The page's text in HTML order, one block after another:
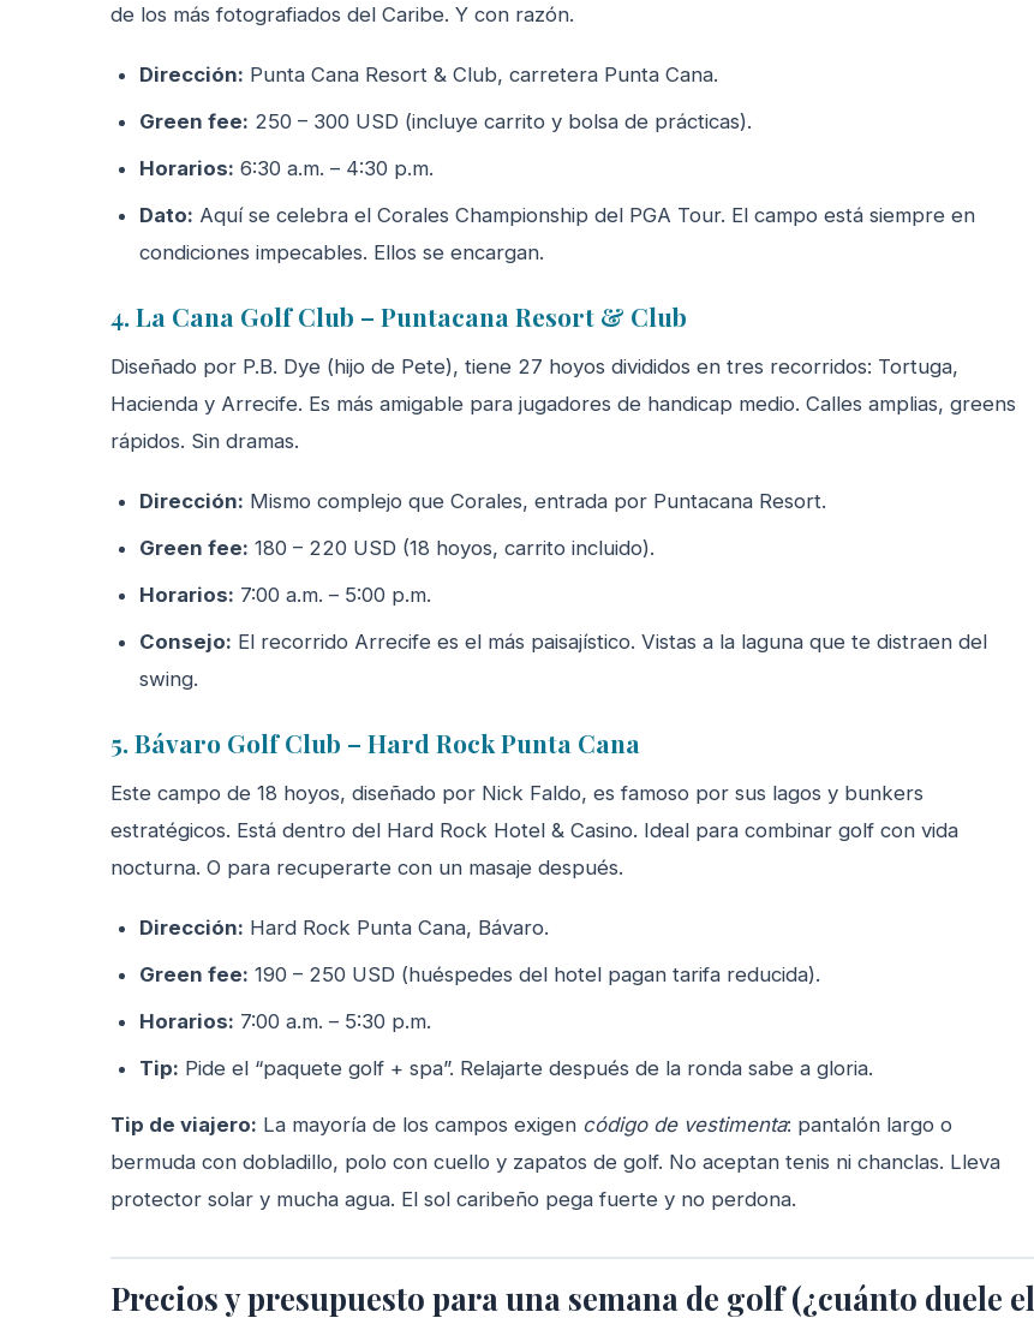
de los más fotografiados del Caribe. Y con razón.
Dirección: Punta Cana Resort & Club, carretera Punta Cana.
Green fee: 250 – 300 USD (incluye carrito y bolsa de prácticas).
Horarios: 6:30 a.m. – 4:30 p.m.
Dato: Aquí se celebra el Corales Championship del PGA Tour. El campo está siempre en
condiciones impecables. Ellos se encargan.
4. La Cana Golf Club – Puntacana Resort & Club
Diseñado por P.B. Dye (hijo de Pete), tiene 27 hoyos divididos en tres recorridos: Tortuga,
Hacienda y Arrecife. Es más amigable para jugadores de handicap medio. Calles amplias, greens
rápidos. Sin dramas.
Dirección: Mismo complejo que Corales, entrada por Puntacana Resort.
Green fee: 180 – 220 USD (18 hoyos, carrito incluido).
Horarios: 7:00 a.m. – 5:00 p.m.
Consejo: El recorrido Arrecife es el más paisajístico. Vistas a la laguna que te distraen del
swing.
5. Bávaro Golf Club – Hard Rock Punta Cana
Este campo de 18 hoyos, diseñado por Nick Faldo, es famoso por sus lagos y bunkers
estratégicos. Está dentro del Hard Rock Hotel & Casino. Ideal para combinar golf con vida
nocturna. O para recuperarte con un masaje después.
Dirección: Hard Rock Punta Cana, Bávaro.
Green fee: 190 – 250 USD (huéspedes del hotel pagan tarifa reducida).
Horarios: 7:00 a.m. – 5:30 p.m.
Tip: Pide el “paquete golf + spa”. Relajarte después de la ronda sabe a gloria.
Tip de viajero: La mayoría de los campos exigen código de vestimenta: pantalón largo o
bermuda con dobladillo, polo con cuello y zapatos de golf. No aceptan tenis ni chanclas. Lleva
protector solar y mucha agua. El sol caribeño pega fuerte y no perdona.
Precios y presupuesto para una semana de golf (¿cuánto duele el